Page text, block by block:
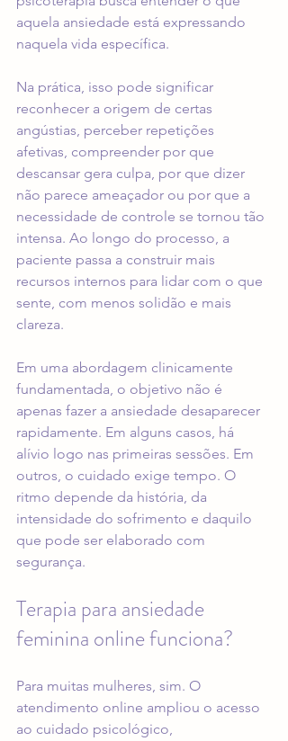
aquela ansiedade está expressando
naquela vida específica.
Na prática, isso pode significar
reconhecer a origem de certas
angústias, perceber repetições
afetivas, compreender por que
descansar gera culpa, por que dizer
não parece ameaçador ou por que a
necessidade de controle se tornou tão
intensa. Ao longo do processo, a
paciente passa a construir mais
recursos internos para lidar com o que
sente, com menos solidão e mais
clareza.
Em uma abordagem clinicamente
fundamentada, o objetivo não é
apenas fazer a ansiedade desaparecer
rapidamente. Em alguns casos, há
alívio logo nas primeiras sessões. Em
outros, o cuidado exige tempo. O
ritmo depende da história, da
intensidade do sofrimento e daquilo
que pode ser elaborado com
segurança.
Terapia para ansiedade
feminina online funciona?
Para muitas mulheres, sim. O
atendimento online ampliou o acesso
ao cuidado psicológico,